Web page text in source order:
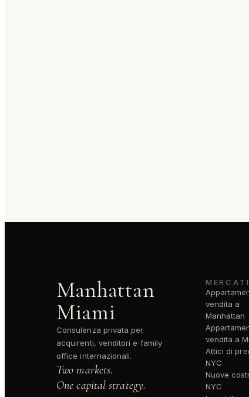
Manhattan
Miami
Consulenza privata per
acquirenti, venditori e family
office internazionali.
Two markets.
One capital strategy.
MERCATI
vendita a
Manhattan
vendita a
Attici di
NYC
Nuove
NYC